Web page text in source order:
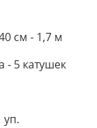
см - 1,7 м
- 5 катушек